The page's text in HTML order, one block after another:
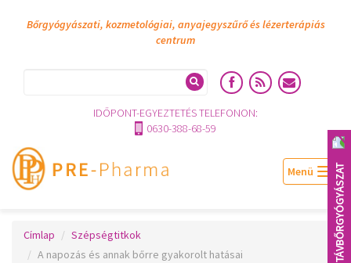
Bőrgyógyászati, kozmetológiai, anyajegyszűrő és lézerterápiás
centrum
IDŐPONT-EGYEZTETÉS TELEFONON:
0630-388-68-59
Címlap
Szépségtitkok
A napozás és annak bőrre gyakorolt hatásai
TÁVBŐRGYÓGYÁSZAT